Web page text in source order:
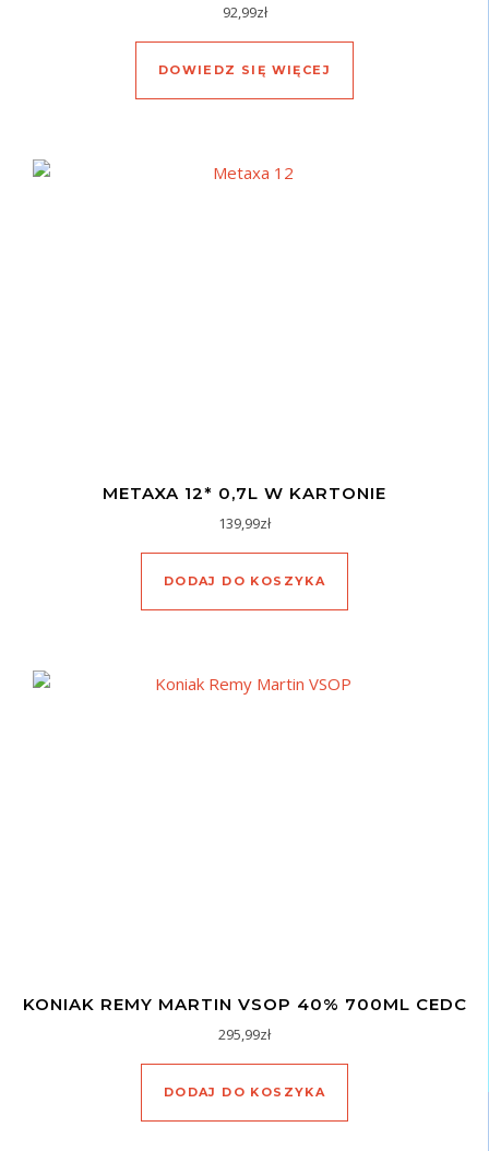
92,99zł
DOWIEDZ SIĘ WIĘCEJ
METAXA 12* 0,7L W KARTONIE
139,99zł
DODAJ DO KOSZYKA
KONIAK REMY MARTIN VSOP 40% 700ML CEDC
295,99zł
DODAJ DO KOSZYKA